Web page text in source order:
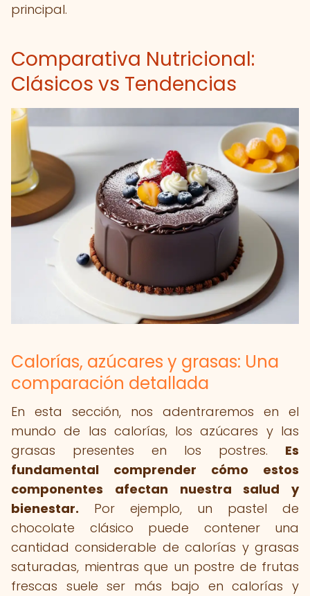
principal.
Comparativa Nutricional:
Clásicos vs Tendencias
Calorías, azúcares y grasas: Una
comparación detallada
En esta sección, nos adentraremos en el
mundo de las calorías, los azúcares y las
grasas presentes en los postres. Es
fundamental comprender cómo estos
componentes afectan nuestra salud y
bienestar. Por ejemplo, un pastel de
chocolate clásico puede contener una
cantidad considerable de calorías y grasas
saturadas, mientras que un postre de frutas
frescas suele ser más bajo en calorías y